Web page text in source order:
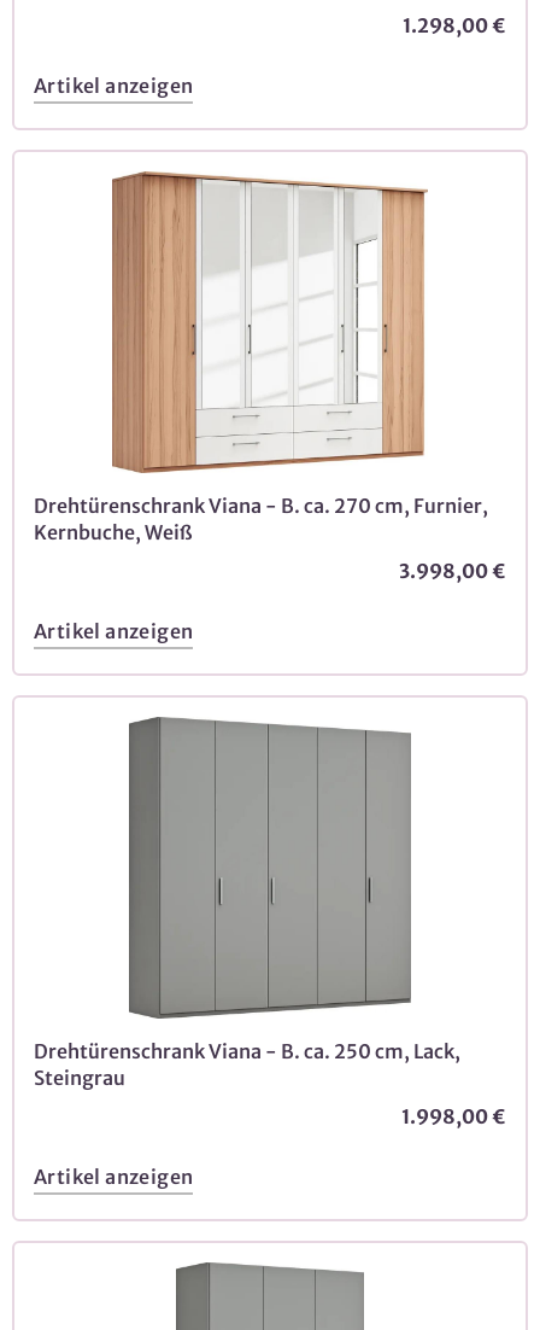
1.298,00 €
Artikel anzeigen
Drehtürenschrank Viana - B. ca. 270 cm, Furnier,
Kernbuche, Weiß
3.998,00 €
Artikel anzeigen
Drehtürenschrank Viana - B. ca. 250 cm, Lack,
Steingrau
1.998,00 €
Artikel anzeigen